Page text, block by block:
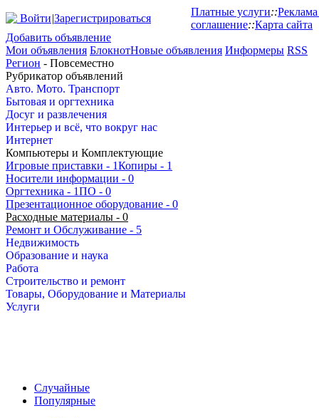
Войти|Зарегистрироваться
Платные услуги::
соглашение::Карта сайта
Добавить объявление
Мои объявления БлокнотНовые объявления Информеры RSS
Регион - Повсеместно
Рубрикатор объявлений
Авто. Мото. Транспорт
Бытовая и оргтехника
Досуг и развлечения
Интерьер и всё, что вокруг нас
Интернет
Компьютеры и Комплектующие
Игровые приставки - 1Копиры - 1
Носители информации - 0
Оргтехника - 1ПО - 0
Презентационное оборудование - 0
Расходные материалы - 0
Ремонт и Обслуживание - 5
Недвижимость
Образование и наука
Работа
Строительство и ремонт
Товары, Оборудование и Материалы
Услуги
Случайные
Популярные